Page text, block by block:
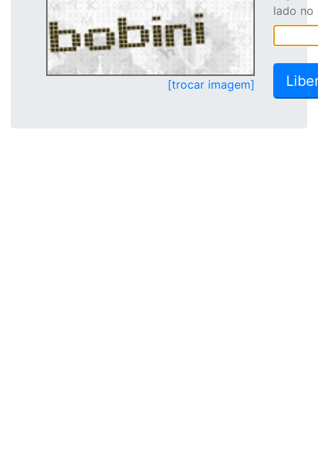
[trocar imagem]
lado no